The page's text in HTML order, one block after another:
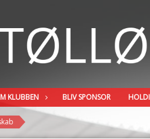
KLUBBEN BLIV SPONSOR